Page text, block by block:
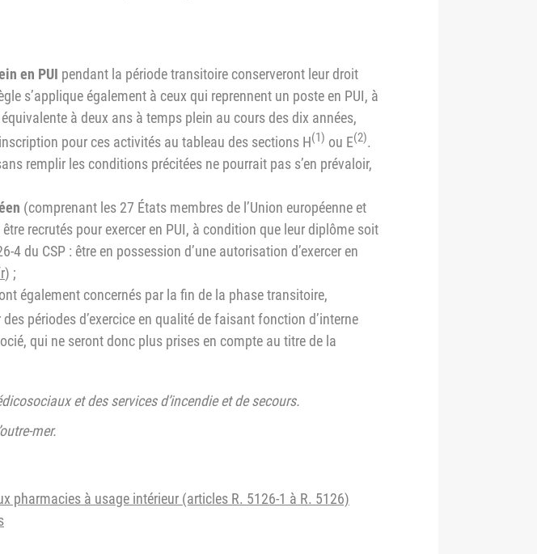
en PUI pendant la période transitoire conserveront leur droit
s’applique également à ceux qui reprennent un poste en PUI, à
à deux ans à temps plein au cours des dix années,
pour ces activités au tableau des sections H(1) ou E(2).
remplir les conditions précitées ne pourrait pas s’en prévaloir,
(comprenant les 27 États membres de l’Union européenne et
recrutés pour exercer en PUI, à condition que leur diplôme soit
du CSP : être en possession d’une autorisation d’exercer en
) ;
également concernés par la fin de la phase transitoire,
périodes d’exercice en qualité de faisant fonction d’interne
qui ne seront donc plus prises en compte au titre de la
et des services d’incendie et de secours.
mer.
pharmacies à usage intérieur (articles R. 5126-1 à R. 5126)